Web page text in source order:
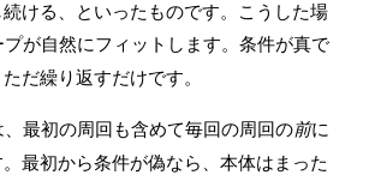
ける、といったものです。こうした場
プが自然にフィットします。条件が真で
だ繰り返すだけです。
、最初の周回も含めて毎回の周回の前に
最初から条件が偽なら、本体はまった